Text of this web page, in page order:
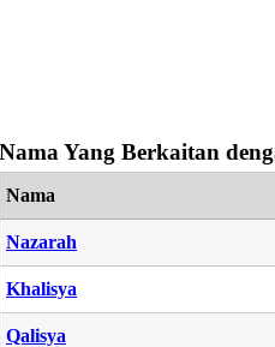
Nama Yang Berkaitan
Nama
Nazarah
Khalisya
Qalisya